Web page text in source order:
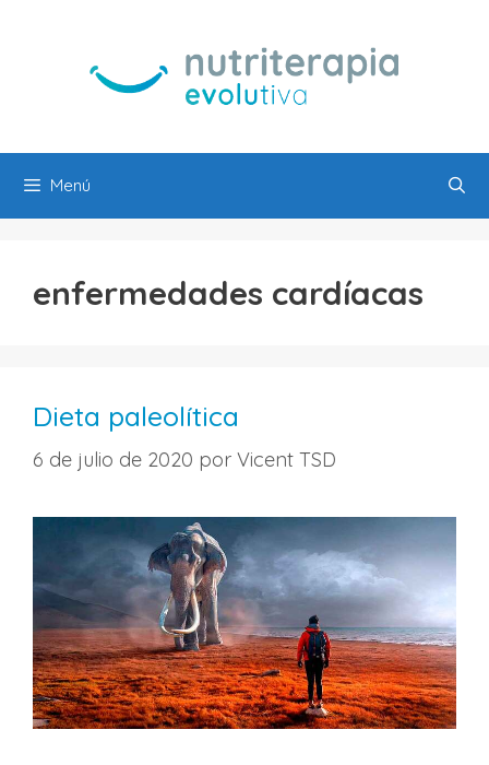
contenido
Menú
enfermedades cardíacas
Dieta paleolítica
6 de julio de 2020 por Vicent TSD